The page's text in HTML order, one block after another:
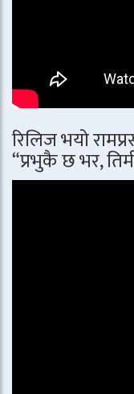
रिलिज भयो
“प्रभुकै छ भर,